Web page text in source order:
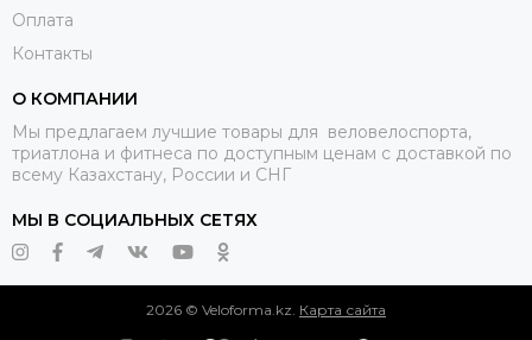
Оплата
Контакты
О КОМПАНИИ
Мы предлагаем лучшие товары для веловелоспорта,
триатлона и фитнеса по доступным ценам с доставкой по
всему Казахстану, России и СНГ
МЫ В СОЦИАЛЬНЫХ СЕТЯХ
2026 © Veloforma.kz. Карта сайта